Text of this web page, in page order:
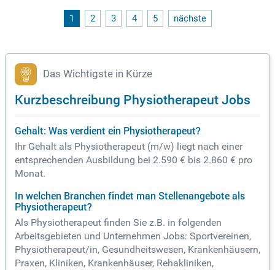
se bringen Sie eine Zusatzqualifikation in Atemtherapie mit.
Genießen Sie eine leistungsgerechte Bezahlung nach Tarif u
1 2 3 4 5 nächste
Das Wichtigste in Kürze
Kurzbeschreibung Physiotherapeut Jobs
Gehalt: Was verdient ein Physiotherapeut?
Ihr Gehalt als Physiotherapeut (m/w) liegt nach einer
entsprechenden Ausbildung bei 2.590 € bis 2.860 € pro
Monat.
In welchen Branchen findet man Stellenangebote als
Physiotherapeut?
Als Physiotherapeut finden Sie z.B. in folgenden
Arbeitsgebieten und Unternehmen Jobs: Sportvereinen,
Physiotherapeut/in, Gesundheitswesen, Krankenhäusern,
Praxen, Kliniken, Krankenhäuser, Rehakliniken,